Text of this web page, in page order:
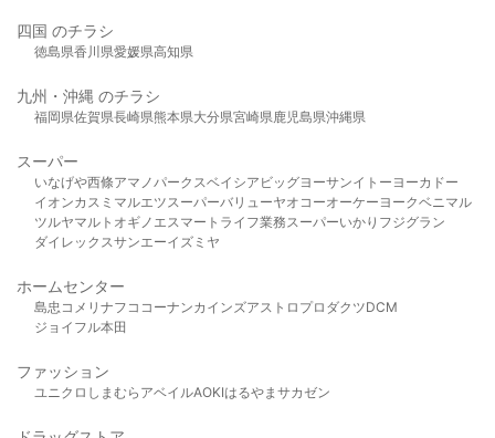
四国 のチラシ
徳島県香川県愛媛県高知県
九州・沖縄 のチラシ
福岡県佐賀県長崎県熊本県大分県宮崎県鹿児島県沖縄県
スーパー
いなげや西條アマノパークスベイシア ビッグヨーサンイトーヨーカドー
イオンカスミ マルエツスーパーバリューヤオコーオーケー ヨークベニマル
ツルヤマルト オギノ エスマート ライフ業務スーパーいかり フジグラン
ダイレックスサンエーイズミヤ
ホームセンター
島忠 コメリ ナフコ コーナンカインズアストロプロダクツDCM
ジョイフル本田
ファッション
ユニクロ しまむら アベイルAOKIはるやま サカゼン